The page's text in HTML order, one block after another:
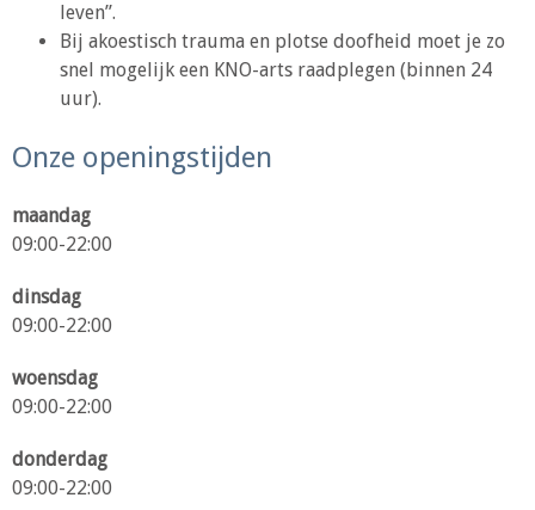
leven”.
Bij akoestisch trauma en plotse doofheid moet je zo
snel mogelijk een KNO-arts raadplegen (binnen 24
uur).
Onze openingstijden
maandag
09:00-22:00
dinsdag
09:00-22:00
woensdag
09:00-22:00
donderdag
09:00-22:00